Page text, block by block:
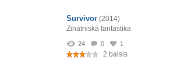
Survivor (2014)
Zinātniskā fantastika
24 0 1
2 balsis